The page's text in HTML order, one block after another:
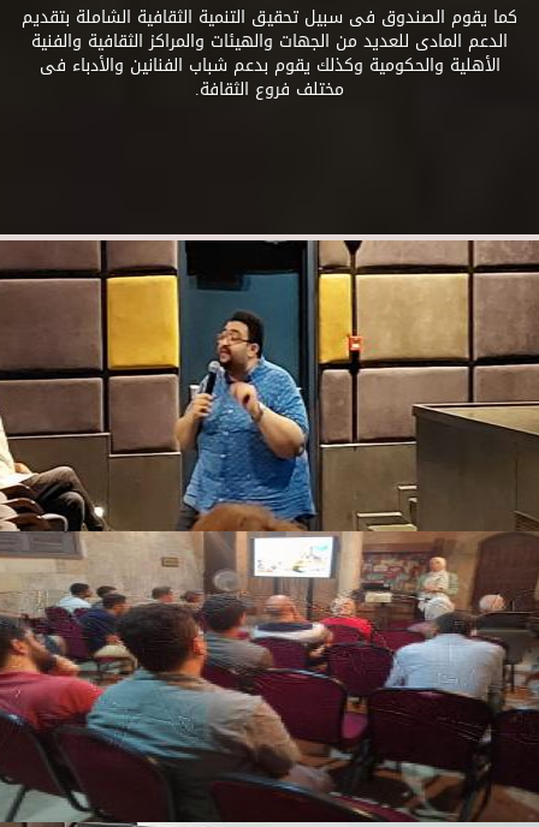
كما يقوم الصندوق فى سبيل تحقيق التنمية الثقافية الشاملة بتقديم
الدعم المادى للعديد من الجهات والهيئات والمراكز الثقافية والفنية
الأهلية والحكومية وكذلك يقوم بدعم شباب الفنانين والأدباء فى
مختلف فروع الثقافة.